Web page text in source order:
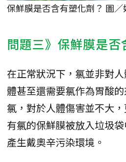
保鮮膜是否含有塑化劑？ 圖／
問題三》保鮮膜是否
在正常狀況下，氯並非對
體甚至還需要氯作為胃酸
氯，對於人體傷害並不大
有氯的保鮮膜被放入垃圾
產生戴奧辛污染環境。